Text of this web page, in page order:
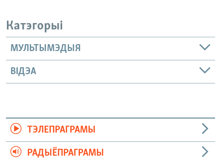
Катэгорыі
МУЛЬТЫМЭДЫЯ
ВІДЭА
ТЭЛЕПРАГРАМЫ
РАДЫЁПРАГРАМЫ